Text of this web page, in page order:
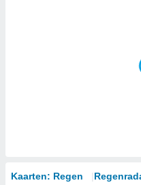
Kaarten: Regen